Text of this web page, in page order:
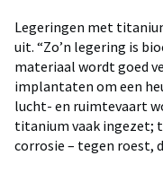
Legeringen met
uit. “Zo’n legering is
materiaal wordt goed
implantaten om een
lucht- en ruimtevaart
titanium vaak ingezet;
corrosie – tegen roest,